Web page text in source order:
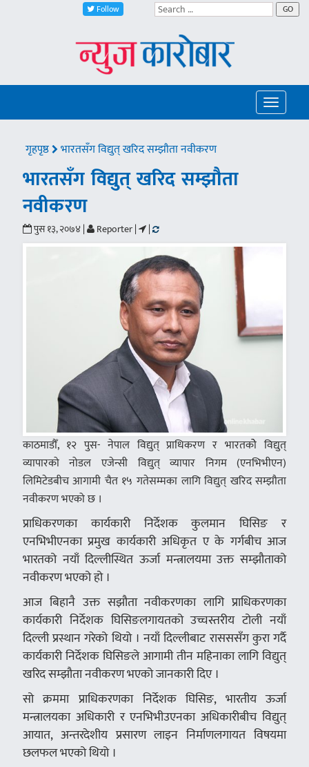
Follow GO
Toggle
गृहपृष्ठ भारतसँग विद्युत् खरिद सम्झौता नवीकरण
भारतसँग विद्युत् खरिद सम्झौता
नवीकरण
पुस १३, २०७४ | Reporter | |
काठमाडौँ, १२ पुस- नेपाल विद्युत् प्राधिकरण र भारतकोे विद्युत्
व्यापारको नोडल एजेन्सी विद्युत् व्यापार निगम (एनभिभीएन)
लिमिटेडबीच आगामी चैत १५ गतेसम्मका लागि विद्युत् खरिद सम्झौता
नवीकरण भएको छ ।
प्राधिकरणका कार्यकारी निर्देशक कुलमान घिसिङ र
एनभिभीएनका प्रमुख कार्यकारी अधिकृत ए के गर्गबीच आज
भारतको नयाँ दिल्लीस्थित ऊर्जा मन्त्रालयमा उक्त सम्झौताको
नवीकरण भएको हो ।
आज बिहानै उक्त सझौता नवीकरणका लागि प्राधिकरणका
कार्यकारी निर्देशक घिसिङलगायतको उच्चस्तरीय टोली नयाँ
दिल्ली प्रस्थान गरेको थियो । नयाँ दिल्लीबाट रासससँग कुरा गर्दै
कार्यकारी निर्देशक घिसिङले आगामी तीन महिनाका लागि विद्युत्
खरिद सम्झौता नवीकरण भएको जानकारी दिए ।
सो क्रममा प्राधिकरणका निर्देशक घिसिङ, भारतीय ऊर्जा
मन्त्रालयका अधिकारी र एनभिभीउएनका अधिकारीबीच विद्युत्
आयात, अन्तरदेशीय प्रसारण लाइन निर्माणलगायत विषयमा
छलफल भएको थियो ।